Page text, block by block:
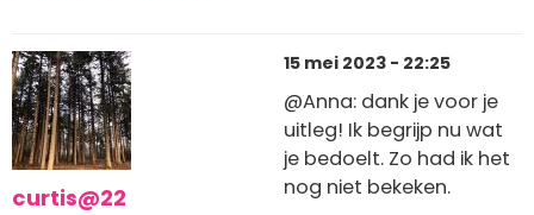
curtis@22
15 mei 2023 - 22:25
@Anna: dank je voor je
uitleg! Ik begrijp nu wat
je bedoelt. Zo had ik het
nog niet bekeken.